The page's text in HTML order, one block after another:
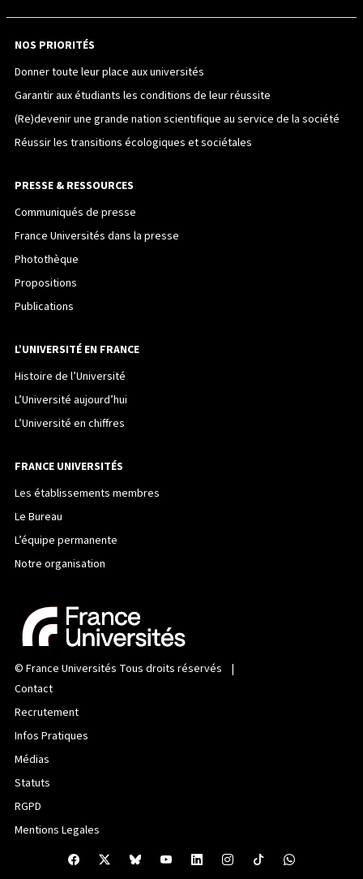
NOS PRIORITÉS
Donner toute leur place aux universités
Garantir aux étudiants les conditions de leur réussite
(Re)devenir une grande nation scientifique au service de la société
Réussir les transitions écologiques et sociétales
PRESSE & RESSOURCES
Communiqués de presse
France Universités dans la presse
Photothèque
Propositions
Publications
L’UNIVERSITÉ EN FRANCE
Histoire de l’Université
L’Université aujourd’hui
L’Université en chiffres
FRANCE UNIVERSITÉS
Les établissements membres
Le Bureau
L’équipe permanente
Notre organisation
© France Universités Tous droits réservés |
Contact
Recrutement
Infos Pratiques
Médias
Statuts
RGPD
Mentions Legales